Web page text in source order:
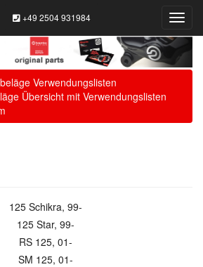
+49 2504 931984
Verwendungslisten
Übersicht mit Verwendungslisten
125 Schikra, 99-
125 Star, 99-
RS 125, 01-
SM 125, 01-